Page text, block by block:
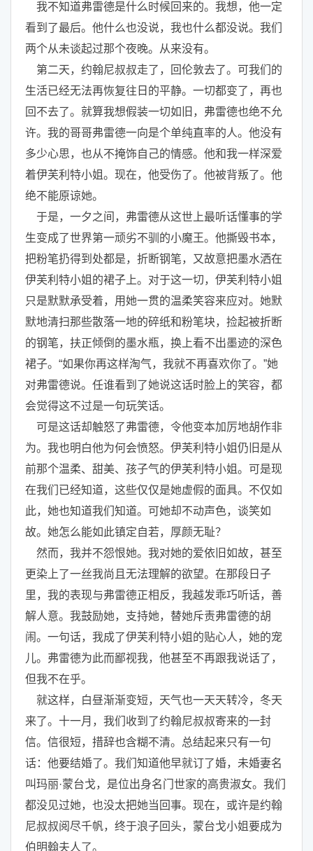
我不知道弗雷德是什么时候回来的。我想，他一定
看到了最后。他什么也没说，我也什么都没说。我们
两个从未谈起过那个夜晚。从来没有。
第二天，约翰尼叔叔走了，回伦敦去了。可我们的
生活已经无法再恢复往日的平静。一切都变了，再也
回不去了。就算我想假装一切如旧，弗雷德也绝不允
许。我的哥哥弗雷德一向是个单纯直率的人。他没有
多少心思，也从不掩饰自己的情感。他和我一样深爱
着伊芙利特小姐。现在，他受伤了。他被背叛了。他
绝不能原谅她。
于是，一夕之间，弗雷德从这世上最听话懂事的学
生变成了世界第一顽劣不驯的小魔王。他撕毁书本，
把粉笔扔得到处都是，折断钢笔，又故意把墨水洒在
伊芙利特小姐的裙子上。对于这一切，伊芙利特小姐
只是默默承受着，用她一贯的温柔笑容来应对。她默
默地清扫那些散落一地的碎纸和粉笔块，捡起被折断
的钢笔，扶正倾倒的墨水瓶，换上看不出墨迹的深色
裙子。“如果你再这样淘气，我就不再喜欢你了。”她
对弗雷德说。任谁看到了她说这话时脸上的笑容，都
会觉得这不过是一句玩笑话。
可是这话却触怒了弗雷德，令他变本加厉地胡作非
为。我也明白他为何会愤怒。伊芙利特小姐仍旧是从
前那个温柔、甜美、孩子气的伊芙利特小姐。可是现
在我们已经知道，这些仅仅是她虚假的面具。不仅如
此，她也知道我们知道。可她却不动声色，谈笑如
故。她怎么能如此镇定自若，厚颜无耻？
然而，我并不怨恨她。我对她的爱依旧如故，甚至
更染上了一丝我尚且无法理解的欲望。在那段日子
里，我的表现与弗雷德正相反，我越发乖巧听话，善
解人意。我鼓励她，支持她，替她斥责弗雷德的胡
闹。一句话，我成了伊芙利特小姐的贴心人，她的宠
儿。弗雷德为此而鄙视我，他甚至不再跟我说话了，
但我不在乎。
就这样，白昼渐渐变短，天气也一天天转冷，冬天
来了。十一月，我们收到了约翰尼叔叔寄来的一封
信。信很短，措辞也含糊不清。总结起来只有一句
话：他要结婚了。我们知道他早就订了婚，未婚妻名
叫玛丽·蒙台戈，是位出身名门世家的高贵淑女。我们
都没见过她，也没太把她当回事。现在，或许是约翰
尼叔叔阅尽千帆，终于浪子回头，蒙台戈小姐要成为
伯明翰夫人了。